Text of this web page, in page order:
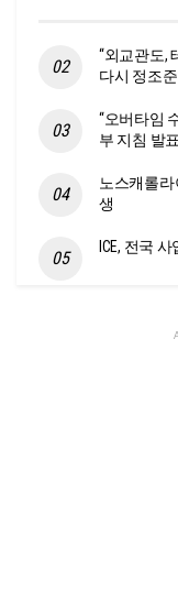
“외교관도,
다시 정조
“오버타임
부 지침 발표
노스캐롤라
생
ICE, 전국